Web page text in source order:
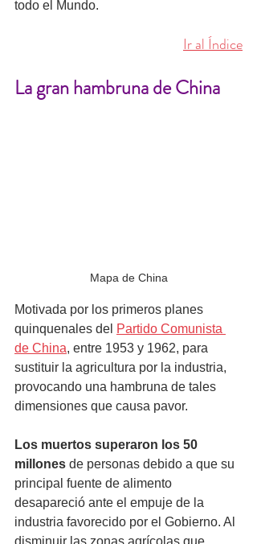
todo el Mundo.
Ir al Índice
La gran hambruna de China
Mapa de China
Motivada por los primeros planes
quinquenales del Partido Comunista
de China, entre 1953 y 1962, para
sustituir la agricultura por la industria,
provocando una hambruna de tales
dimensiones que causa pavor.
Los muertos superaron los 50
millones de personas debido a que su
principal fuente de alimento
desapareció ante el empuje de la
industria favorecido por el Gobierno. Al